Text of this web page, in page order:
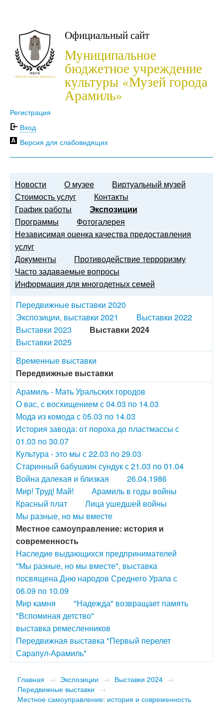
Официальный сайт
Муниципальное
бюджетное учреждение
культуры «Музей города
Арамиль»
Регистрация
Вход
Версия для слабовидящих
Новости О музее
Виртуальный музей
Стоимость услуг
Контакты
График работы
Экспозиции
Программы
Фотогалерея
Независимая оценка качества предоставления
услуг
Документы
Противодействие терроризму
Часто задаваемые вопросы
Информация для многодетных семей
Передвижные выставки 2020
Экспозиции, выставки 2021
Выставки 2022
Выставки 2023
Выставки 2024
Выставки 2025
Временные выставки
Передвижные выставки
Арамиль - Мать Уральских городов
О вас, с восхищением с 04.03 по 14.03
Мода из комода с 05.03 по 14.03
История завода: от пороха до пластмассы с
01.03 по 30.07
Культура - это мы с 22.03 по 29.03
Старинный бабушкин сундук с 21.03 по 01.04
Война далекая и близкая
26.04.1986
Мир! Труд! Май!
Арамиль в годы войны
Красный плат
Лица ушедшей войны
Мы разные, но мы вместе
Местное самоуправление: история и
современность
Наследие выдающихся предпринимателей
"Мы разные, но мы вместе", выставка
посвящена Дню народов Среднего Урала с
06.09 по 10.09
Мир камня
"Надежда" возвращает память
"Вспоминая детство"
выставка ремесленников
Передвижная выставка "Первый перелет
Сарапул-Арамиль"
Главная → Экспозиции → Выставки 2024 →
Передвижные выставки →
Местное самоуправление: история и современность